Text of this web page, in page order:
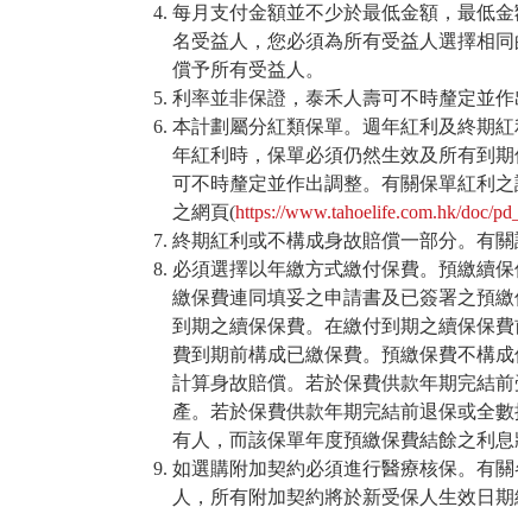
每月支付金額並不少於最低金額，最低
名受益人，您必須為所有受益人選擇相
償予所有受益人。
利率並非保證，泰禾人壽可不時釐定並作
本計劃屬分紅類保單。週年紅利及終期
年紅利時，保單必須仍然生效及所有到
可不時釐定並作出調整。有關保單紅利
之網頁(https://www.tahoelife.com.hk/doc/
終期紅利或不構成身故賠償一部分。有
必須選擇以年繳方式繳付保費。預繳續
繳保費連同填妥之申請書及已簽署之預
到期之續保保費。在繳付到期之續保保
費到期前構成已繳保費。預繳保費不構
計算身故賠償。若於保費供款年期完結
產。若於保費供款年期完結前退保或全
有人，而該保單年度預繳保費結餘之利息
如選購附加契約必須進行醫療核保。有
人，所有附加契約將於新受保人生效日